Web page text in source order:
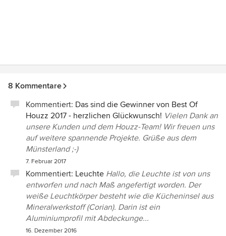
8 Kommentare
Kommentiert: Das sind die Gewinner von Best Of
Houzz 2017 - herzlichen Glückwunsch! Vielen Dank an
unsere Kunden und dem Houzz-Team! Wir freuen uns
auf weitere spannende Projekte. Grüße aus dem
Münsterland ;-)
7. Februar 2017
Kommentiert: Leuchte Hallo, die Leuchte ist von uns
entworfen und nach Maß angefertigt worden. Der
weiße Leuchtkörper besteht wie die Kücheninsel aus
Mineralwerkstoff (Corian). Darin ist ein
Aluminiumprofil mit Abdeckunge...
16. Dezember 2016